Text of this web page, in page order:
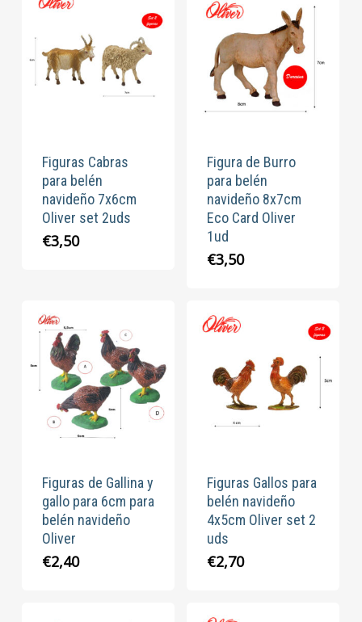
Figuras Cabras
para belén
navideño 7x6cm
Oliver set 2uds
€3,50
Figura de Burro
para belén
navideño 8x7cm
Eco Card Oliver
1ud
€3,50
Figuras de Gallina y
gallo para 6cm para
belén navideño
Oliver
€2,40
Figuras Gallos para
belén navideño
4x5cm Oliver set 2
uds
€2,70